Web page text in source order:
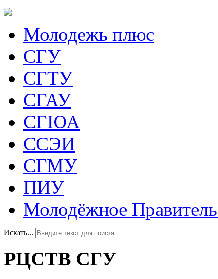
Молодежь плюс
СГУ
СГТУ
СГАУ
СГЮА
ССЭИ
СГМУ
ПИУ
Молодёжное
Искать...
РЦСТВ СГУ